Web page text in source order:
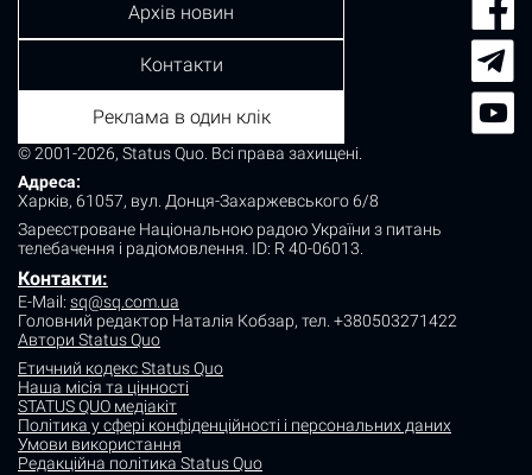
© 2001-2026, Status Quo. Всі права захищені.
Адреса:
Харків, 61057, вул. Донця-Захаржевського 6/8
Зареєстроване Національною радою України з питань
телебачення і радіомовлення. ID: R 40-06013.
Контакти:
E-Mail: sq@sq.com.ua
Головний редактор Наталія Кобзар, тел. +380503271422
Автори Status Quo
Етичний кодекс Status Quo
Наша місія та цінності
STATUS QUO медіакіт
Політика у сфері конфіденційності і персональних даних
Умови використання
Редакційна політика Status Quo
Архів новин
Контакти
Реклама в один клік